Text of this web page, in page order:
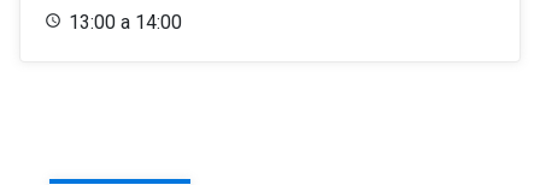
13:00 a 14:00